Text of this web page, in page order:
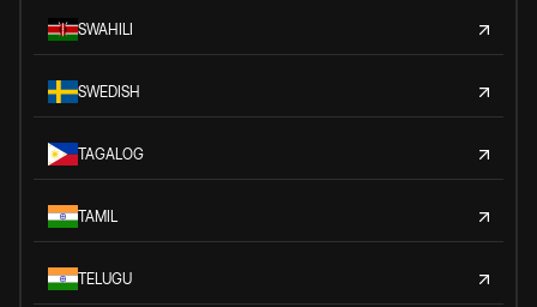
SWAHILI
SWEDISH
TAGALOG
TAMIL
TELUGU